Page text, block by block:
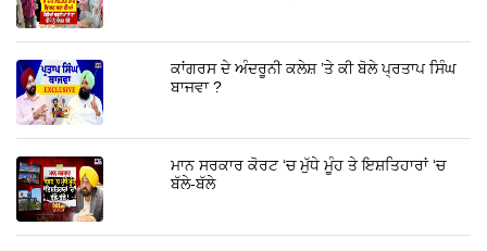
ਕਾਂਗਰਸ ਦੇ ਅੰਦਰੂਨੀ ਕਲੇਸ਼ ’ਤੇ ਕੀ ਬੋਲੇ ਪ੍ਰਤਾਪ ਸਿੰਘ
ਬਾਜਵਾ ?
ਮਾਨ ਸਰਕਾਰ ਕੋਰਟ ‘ਚ ਮੁੱਧੇ ਮੂੰਹ ਤੇ ਇਸ਼ਤਿਹਾਰਾਂ ‘ਚ
ਬੱਲੇ-ਬੱਲੇ